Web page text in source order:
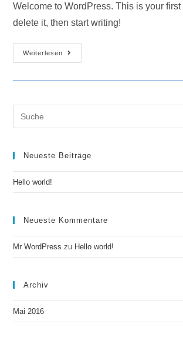
Welcome to WordPress. This is your
delete it, then start writing!
Weiterlesen
Hello
World!
this
Neueste Beiträge
Hello world!
Neueste Kommentare
Mr WordPress zu Hello world!
Archiv
Mai 2016